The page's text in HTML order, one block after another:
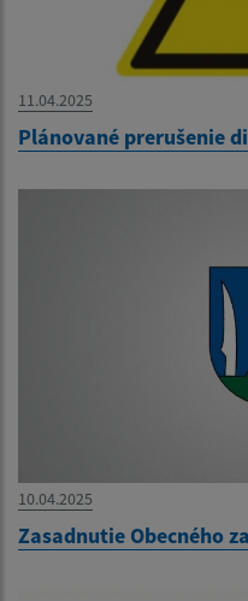
11.04.2025
Plánované prerušenie
10.04.2025
Zasadnutie Obecného